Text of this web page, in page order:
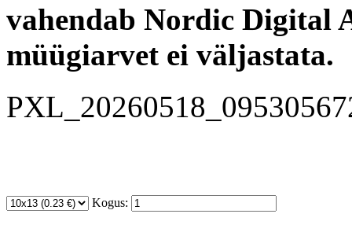
vahendab Nordic Digital
müügiarvet ei väljastata.
Kogus: